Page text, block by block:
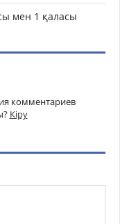
мен 1 қаласы
комментариев
Кіру